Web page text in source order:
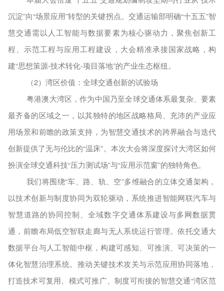
沉淀”向“场景应用”转型的关键拐点。交通运输部明确“十五五”智
慧交通需以人工智能与数据要素为核心驱动力，聚焦创新工
程、示范工程与应用工程建设，大会精准承接国家战略，构
建“思想策源-技术转化-项目落地”的产业生态枢纽。
（2）湾区价值：全球交通创新的试验场
粤港澳大湾区，作为中国乃至全球交通体系最复杂、要素
最齐备的区域之一，以其独特的地区战略格局、充沛的产业应
用场景和前瞻的政策支持，为智慧交通技术的跨界融合与迭代
创新提供了无与伦比的“温床”。本次大会将深度探讨大湾区如何
扮演全球交通科技“压力测试场”与“应用示范窗”的独特角色。
我们将围绕“车、路、轨、空”多维融合的立体交通架构，
以技术创新与制度协同为双轮驱动，系统推进智能网联汽车与
智慧道路的协同控制、全域数字交通体系建设与多网数据贯
通，前瞻布局低空智联走廊与无人系统运行管理。依托交通大
数据平台与人工智能中枢，构建可感知、可推演、可决策的一
体化智慧治理系统。推动关键技术攻关与示范应用协同落地，
打造技术可复用、模式可推广、制度可衔接的智慧交通“湾区范